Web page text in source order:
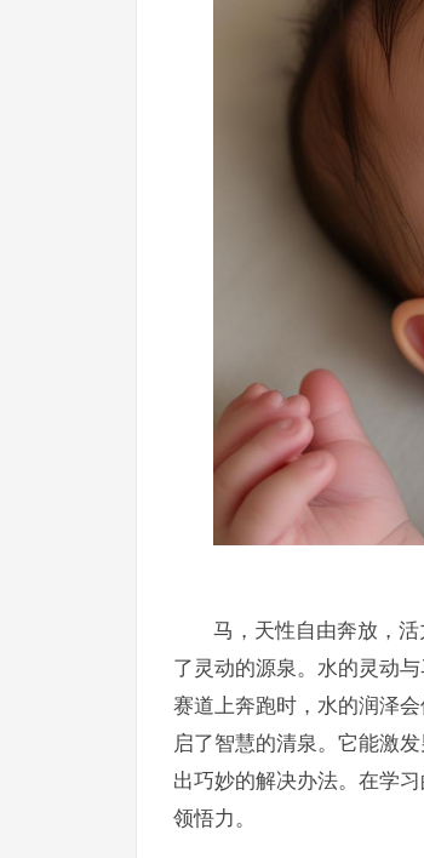
马，天性自由奔放，
了灵动的源泉。水的灵动
赛道上奔跑时，水的润泽
启了智慧的清泉。它能激
出巧妙的解决办法。在学
领悟力。